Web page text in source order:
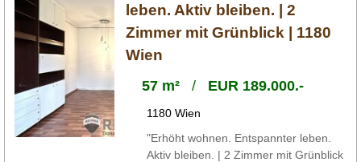
leben. Aktiv bleiben. | 2
Zimmer mit Grünblick | 1180
Wien
57 m²/ EUR 189.000.-
1180 Wien
"Erhöht wohnen. Entspannter leben.
Aktiv bleiben. | 2 Zimmer mit Grünblick